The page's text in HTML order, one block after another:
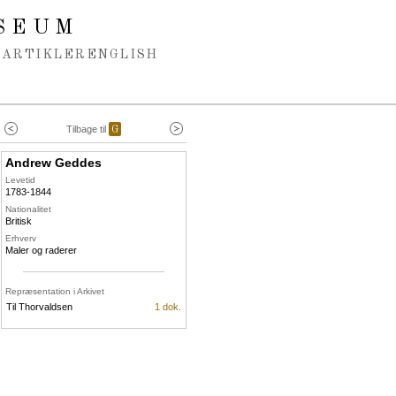
ENGLISH
Tilbage til G
Andrew Geddes
Levetid
1783-1844
Nationalitet
Britisk
Erhverv
Maler og raderer
Repræsentation i Arkivet
Til Thorvaldsen 1 dok.